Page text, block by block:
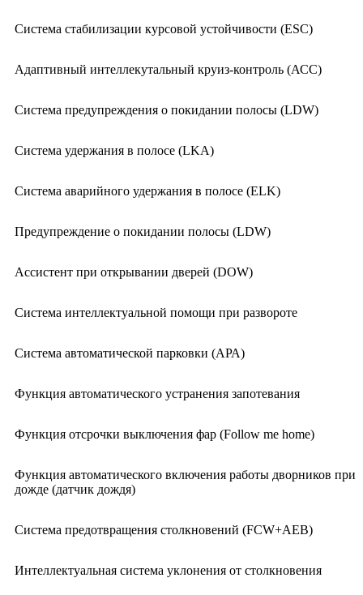
Система стабилизации курсовой устойчивости (ESC)
Адаптивный интеллекутальный круиз-контроль (АСС)
Система предупреждения о покидании полосы (LDW)
Система удержания в полосе (LKA)
Система аварийного удержания в полосе (ELK)
Предупреждение о покидании полосы (LDW)
Ассистент при открывании дверей (DOW)
Система интеллектуальной помощи при развороте
Система автоматической парковки (АРА)
Функция автоматического устранения запотевания
Функция отсрочки выключения фар (Follow me home)
Функция автоматического включения работы дворников при
дожде (датчик дождя)
Система предотвращения столкновений (FCW+AEB)
Интеллектуальная система уклонения от столкновения